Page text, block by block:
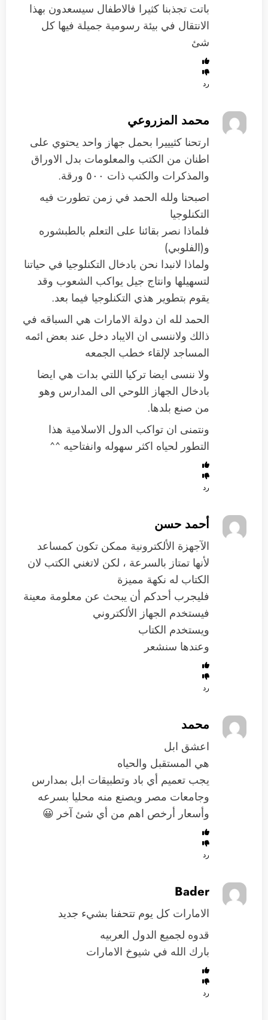
باتت تجذبنا كثيرا فالاطفال سيسعدون بهذا
الانتقال في بيئة رسومية جميلة فيها كل
شئ
رد
محمد المزروعي
ارتحنا كثيييرا بحمل جهاز واحد يحتوي على
اطنان من الكتب والمعلومات بدل الاوراق
والمذكرات والكتب ذات ٥٠٠ ورقة.
اصبحنا ولله الحمد في زمن تطورت فيه
التكنلوجيا
فلماذا نصر بقائنا على التعلم بالطبشوره
و(الفلوبي)
ولماذا لانبدا نحن بادخال التكنلوجيا في حياتنا
لتسهيلها وانتاج جيل يواكب الشعوب وقد
يقوم بتطوير هذي التكنلوجيا فيما بعد.
الحمد لله ان دولة الامارات هي السباقه في
ذالك ولاننسى ان الايباد دخل عند بعض ائمه
المساجد لإلقاء خطب الجمعه
ولا ننسى ايضا تركيا اللتي بدات هي ايضا
بادخال الجهاز اللوحي الى المدارس وهو
من صنع بلدها.
ونتمنى ان تواكب الدول الاسلامية هذا
التطور لحياه اكثر سهوله وانفتاحيه ^^
رد
أحمد حسن
الآجهزة الألكترونية ممكن تكون كمساعد
لأنها تمتاز بالسرعة ، لكن لاتغني الكتب لان
الكتاب له نكهة مميزة
فليجرب أحدكم أن يبحث عن معلومة معينة
فيستخدم الجهاز الألكتروني
ويستخدم الكتاب
وعندها سنشعر
رد
محمد
اعشق ابل
هي المستقبل والحياه
يجب تعميم أي باد وتطبيقات ابل بمدارس
وجامعات مصر ويصنع منه محليا بسرعه
وأسعار أرخص اهم من أي شئ آخر 😀
رد
Bader
الامارات كل يوم تتحفنا بشيء جديد
قدوه لجميع الدول العربيه
بارك الله في شيوخ الامارات
رد